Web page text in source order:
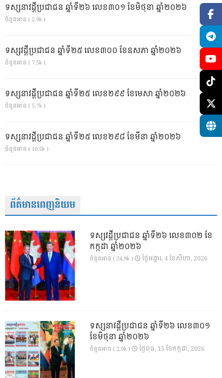
ទស្សនាវដ្ដីប្រជាជន ឆ្នាំទី២៦ លេខ៣០១ ខែមិថុនា ឆ្នាំ២០២៦
ចំនួនអាន ( 2.9k )
ទស្សវដ្តីប្រជាជន ឆ្នាំទី២៥ លេខ៣០០ ខែឧសភា ឆ្នាំ២០២៦
ចំនួនអាន ( 7.5k )
ទស្សនាវដ្ដីប្រជាជន ឆ្នាំទី២៥ លេខ២៩៩ ខែមេសា ឆ្នាំ២០២៦
ចំនួនអាន ( 5.7k )
ទស្សនាវដ្ដីប្រជាជន ឆ្នាំទី២៥ លេខ២៩៨ ខែមីនា ឆ្នាំ២០២៦
ចំនួនអាន ( 10.5k )
ព័ត៌មានពេញនិយម
ទស្សវដ្តីប្រជាជន ឆ្នាំទី២៦ លេខ៣០២ ខែ
កក្កដា ឆ្នាំ២០២៦
ចំនួនអាន ( 24.9k ) ថ្ងៃ​អង្គារ, 4 ខែ​សីហា, 2026
ទស្សនាវដ្ដីប្រជាជន ឆ្នាំទី២៦ លេខ៣០១
ខែមិថុនា ឆ្នាំ២០២៦
ចំនួនអាន ( 2.9k ) ថ្ងៃ​ពុធ, 15 ខែ​កក្កដា, 2026